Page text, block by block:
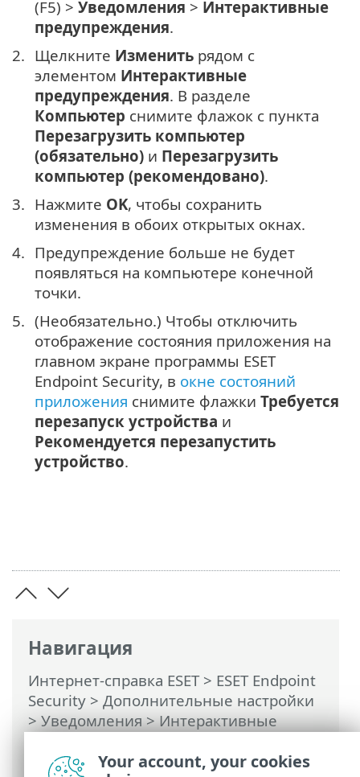
Навигация
Интернет-справка ESET> ESET Endpoint
Security > Дополнительные настройки
>Уведомления>Интерактивные
перезагрузка
(F5) > Уведомления > Интерактивные
предупреждения.
Щелкните Изменить рядом с
элементом Интерактивные
предупреждения. В разделе
Компьютер снимите флажок с пункта
Перезагрузить компьютер
(обязательно) и Перезагрузить
компьютер (рекомендовано).
Нажмите OK, чтобы сохранить
изменения в обоих открытых окнах.
Предупреждение больше не будет
появляться на компьютере конечной
точки.
(Необязательно.) Чтобы отключить
отображение состояния приложения на
главном экране программы ESET
Endpoint Security, в окне состояний
приложения снимите флажки Требуется
перезапуск устройства и
Рекомендуется перезапустить
устройство.
Your account, your cookies